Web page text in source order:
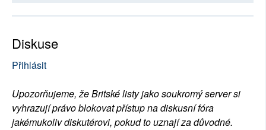
Diskuse
Přihlásit
Upozorňujeme, že Britské listy jako soukromý server si
vyhrazují právo blokovat přístup na diskusní fóra
jakémukoliv diskutérovi, pokud to uznají za důvodné.